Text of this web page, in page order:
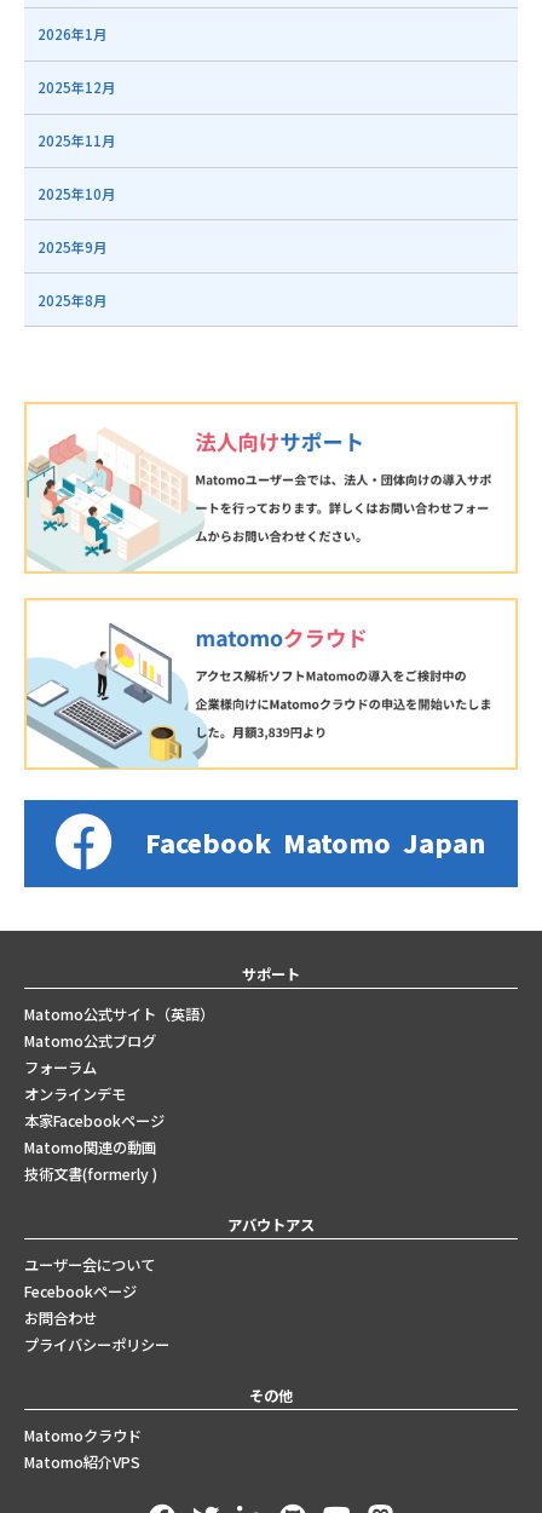
2026年1月
2025年12月
2025年11月
2025年10月
2025年9月
2025年8月
Facebook Matomo Japan
サポート
Matomo公式サイト（英語）
Matomo公式ブログ
フォーラム
オンラインデモ
本家Facebookページ
Matomo関連の動画
技術文書(formerly )
アバウトアス
ユーザー会について
Fecebookページ
お問合わせ
プライバシーポリシー
その他
Matomoクラウド
Matomo紹介VPS